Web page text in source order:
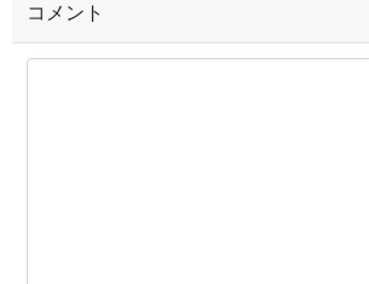
コメント